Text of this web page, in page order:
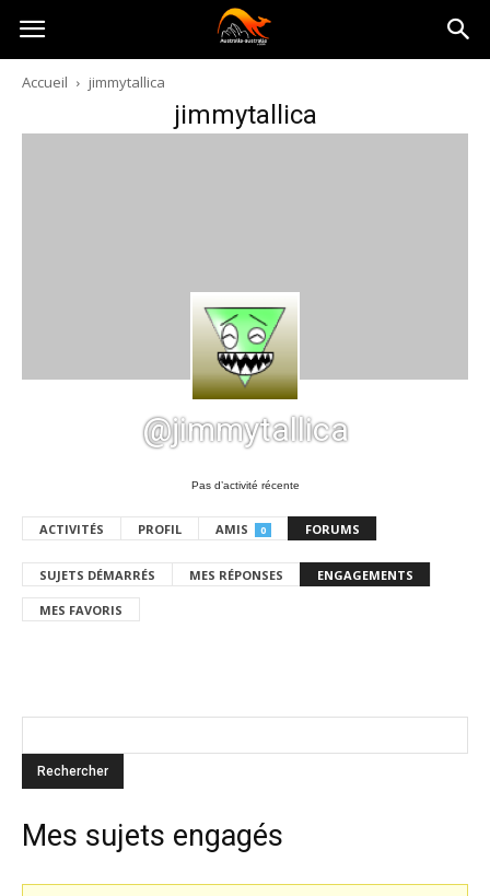
Australia-
australie.com
Accueil jimmytallica
jimmytallica
@jimmytallica
Pas d’activité récente
ACTIVITÉS PROFIL AMIS 0 FORUMS
SUJETS DÉMARRÉS MES RÉPONSES ENGAGEMENTS
MES FAVORIS
Mes sujets engagés